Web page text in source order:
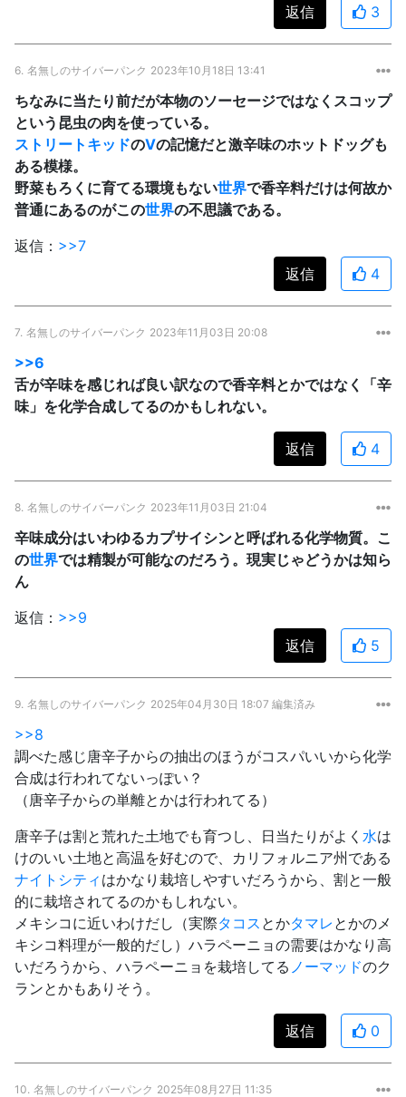
返信 3
6. 名無しのサイバーパンク 2023年10月18日 13:41
ちなみに当たり前だが本物のソーセージではなくスコップ
という昆虫の肉を使っている。
ストリートキッドのVの記憶だと激辛味のホットドッグも
ある模様。
野菜もろくに育てる環境もない世界で香辛料だけは何故か
普通にあるのがこの世界の不思議である。
返信： >>7
返信
4
7. 名無しのサイバーパンク 2023年11月03日 20:08
>>6
舌が辛味を感じれば良い訳なので香辛料とかではなく「辛
味」を化学合成してるのかもしれない。
返信 4
8. 名無しのサイバーパンク 2023年11月03日 21:04
辛味成分はいわゆるカプサイシンと呼ばれる化学物質。こ
の世界では精製が可能なのだろう。現実じゃどうかは知ら
ん
返信： >>9
返信
5
9. 名無しのサイバーパンク 2025年04月30日 18:07 編集済み
>>8
調べた感じ唐辛子からの抽出のほうがコスパいいから化学
合成は行われてないっぽい？
（唐辛子からの単離とかは行われてる）
唐辛子は割と荒れた土地でも育つし、日当たりがよく 水は
けのいい土地と高温を好むので、カリフォルニア州である
ナイトシティ はかなり栽培しやすいだろうから、割と一般
的に栽培されてるのかもしれない。
メキシコに近いわけだし（実際タコス とかタマレ とかのメ
キシコ料理が一般的だし）ハラペーニョの需要はかなり高
いだろうから、ハラペーニョを栽培してる ノーマッドのク
ランとかもありそう。
返信 0
10. 名無しのサイバーパンク 2025年08月27日 11:35